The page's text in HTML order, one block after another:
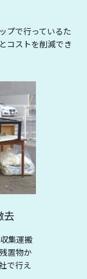
プで行っているた
コストを削減でき
去
集運搬
置物か
で行え